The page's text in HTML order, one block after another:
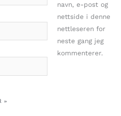
navn, e-post og
nettside i denne
nettleseren for
neste gang jeg
kommenterer.